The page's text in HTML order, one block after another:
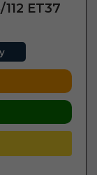
ET37